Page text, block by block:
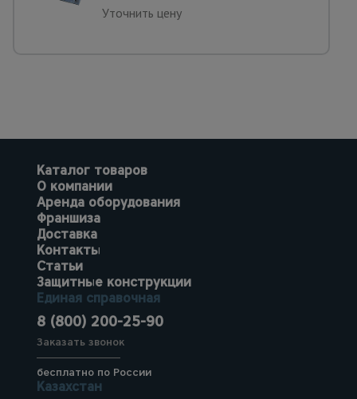
Уточнить цену
Каталог товаров
О компании
Аренда оборудования
Франшиза
Доставка
Контакты
Статьи
Защитные конструкции
Единая справочная
8 (800) 200-25-90
Заказать звонок
бесплатно по России
Казахстан